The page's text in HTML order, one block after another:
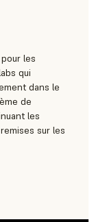
les
qui
dans le
de
les
sur les